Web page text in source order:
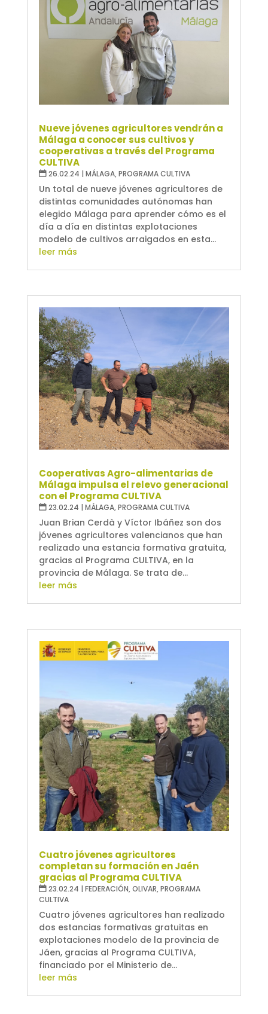
Nueve jóvenes agricultores vendrán a
Málaga a conocer sus cultivos y
cooperativas a través del Programa
CULTIVA
26.02.24 | MÁLAGA,PROGRAMA CULTIVA
Un total de nueve jóvenes agricultores de
distintas comunidades autónomas han
elegido Málaga para aprender cómo es el
día a día en distintas explotaciones
modelo de cultivos arraigados en esta...
leer más
Cooperativas Agro-alimentarias de
Málaga impulsa el relevo generacional
con el Programa CULTIVA
23.02.24 | MÁLAGA,PROGRAMA CULTIVA
Juan Brian Cerdà y Víctor Ibáñez son dos
jóvenes agricultores valencianos que han
realizado una estancia formativa gratuita,
gracias al Programa CULTIVA, en la
provincia de Málaga. Se trata de...
leer más
Cuatro jóvenes agricultores
completan su formación en Jaén
gracias al Programa CULTIVA
23.02.24 | FEDERACIÓN,OLIVAR,PROGRAMA
CULTIVA
Cuatro jóvenes agricultores han realizado
dos estancias formativas gratuitas en
explotaciones modelo de la provincia de
Jáen, gracias al Programa CULTIVA,
financiado por el Ministerio de...
leer más